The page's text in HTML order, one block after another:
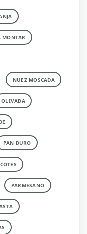
MONTAR
NUEZ MOSCADA
OLIVADA
PAN DURO
PARMESANO